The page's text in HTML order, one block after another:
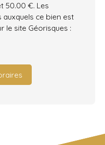
50.00 €. Les
ce bien est
le site Géorisques :